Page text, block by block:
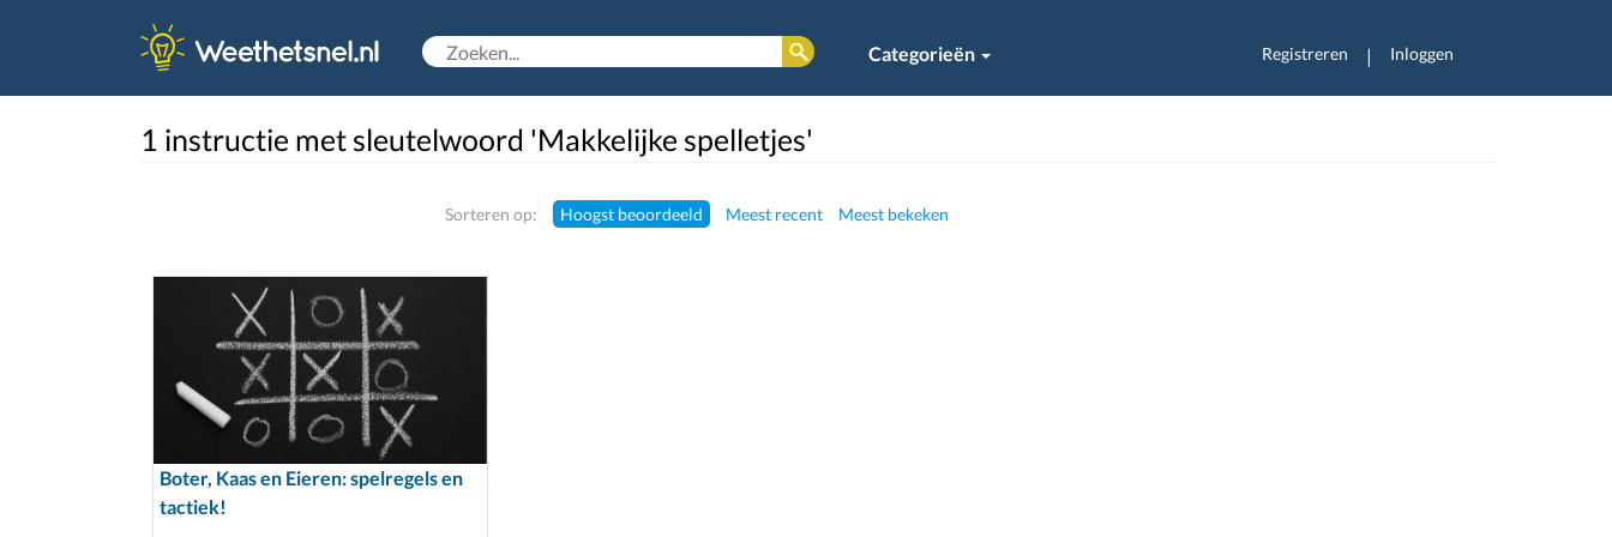
Categorieën Registreren | Inloggen
1 instructie met sleutelwoord 'Makkelijke spelletjes'
Sorteren op: Hoogst beoordeeld Meest recent Meest bekeken
Boter, Kaas en Eieren: spelregels en
tactiek!